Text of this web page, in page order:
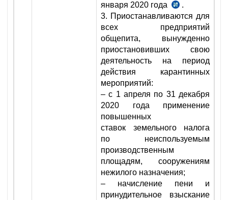
января 2020 года
п.
2
УП-5996
от
18.05.2020
.
3. Приостанавливаются для
всех предприятий
общепита, вынужденно
приостановивших свою
деятельность на период
действия карантинных
мероприятий:
– с 1 апреля по 31 декабря
2020 года применение
повышенных
ставок земельного налога
по неиспользуемым
производственным
площадям, сооружениям
нежилого назначения;
– начисление пени и
принудительное взыскание